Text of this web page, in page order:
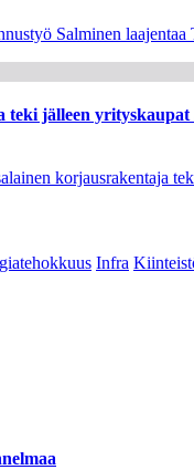
Salminen
jälleen yrityskaupat
korjausrakentaja
Infra